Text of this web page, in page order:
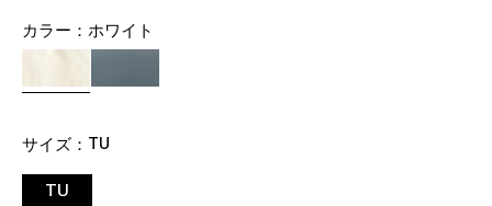
カラー： ホワイト
サイズ： TU
TU